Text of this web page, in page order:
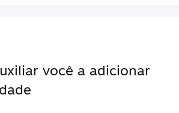
você a adicionar